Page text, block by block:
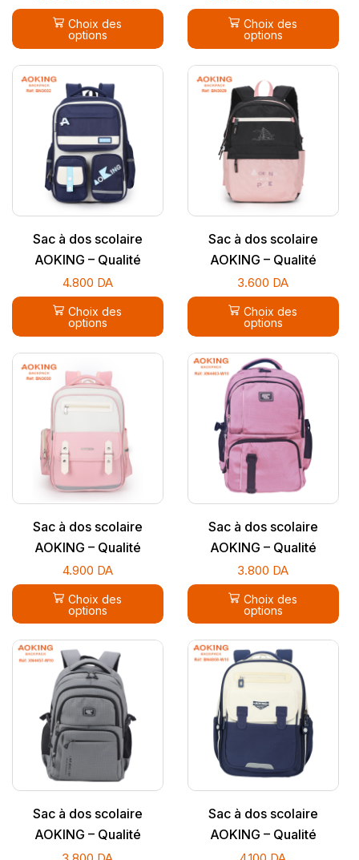
Choix des
options
Choix des
options
Sac à dos scolaire
AOKING – Qualité
supérieure
4.800 DA
Choix des
options
Sac à dos scolaire
AOKING – Qualité
supérieure
3.600 DA
Choix des
options
Sac à dos scolaire
AOKING – Qualité
supérieure
4.900 DA
Choix des
options
Sac à dos scolaire
AOKING – Qualité
supérieure
3.800 DA
Choix des
options
Sac à dos scolaire
AOKING – Qualité
supérieure
Sac à dos scolaire
AOKING – Qualité
supérieure